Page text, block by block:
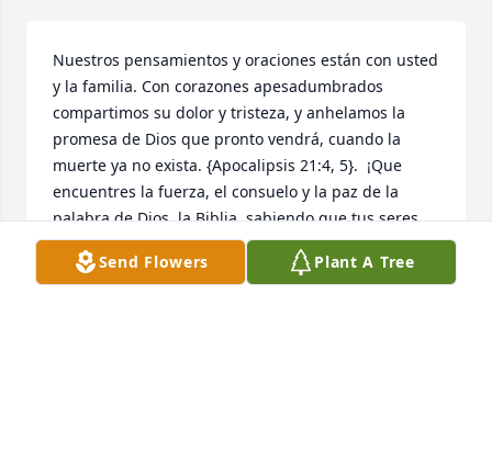
Nuestros pensamientos y oraciones están con usted
y la familia. Con corazones apesadumbrados
compartimos su dolor y tristeza, y anhelamos la
promesa de Dios que pronto vendrá, cuando la
muerte ya no exista. {Apocalipsis 21:4, 5}.  ¡Que
encuentres la fuerza, el consuelo y la paz de la
palabra de Dios, la Biblia, sabiendo que tus seres
queridos están descansando a salvo en la memoria
ilimitada de Jehová y Jesús Christo ! , ¡Mientras
Send Flowers Plant A Tree